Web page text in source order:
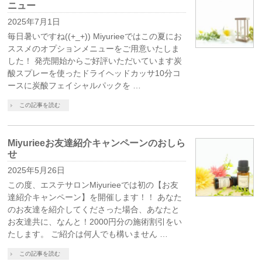
ニュー
2025年7月1日
毎日暑いですね((+_+)) Miyurieeではこの夏にお
ススメのオプションメニューをご用意いたしま
した！ 発売開始からご好評いただいています炭
酸スプレーを使ったドライヘッドカッサ10分コ
ースに炭酸フェイシャルパックを …
この記事を読む
Miyurieeお友達紹介キャンペーンのおしら
せ
2025年5月26日
この度、エステサロンMiyurieeでは初の【お友
達紹介キャンペーン】を開催します！！ あなた
のお友達を紹介してくださった場合、あなたと
お友達共に、なんと！2000円分の施術割引をい
たします。 ご紹介は何人でも構いません …
この記事を読む